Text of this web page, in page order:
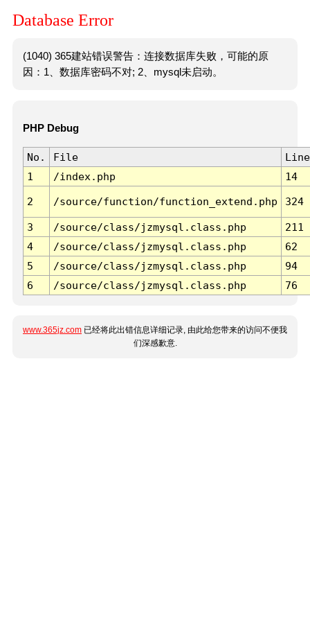
Database Error
(1040) 365建站错误警告：连接数据库失败，可能的原
因：1、数据库密码不对; 2、mysql未启动。
PHP Debug
No. File
Line
1
/index.php 14
2 /source/function/function_extend.php 324
3 /source/class/jzmysql.class.php
211
4
/source/class/jzmysql.class.php
62
5
/source/class/jzmysql.class.php
94
6
/source/class/jzmysql.class.php 76
www.365jz.com 已经将此出错信息详细记录, 由此给您带来的访问不便我
们深感歉意.